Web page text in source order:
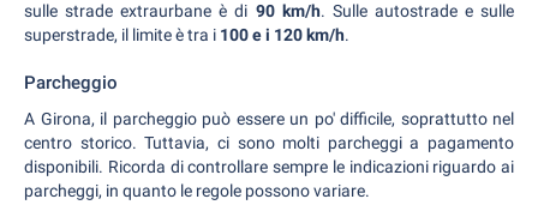
sulle strade extraurbane è di 90 km/h. Sulle autostrade e sulle
superstrade, il limite è tra i 100 e i 120 km/h.
Parcheggio
A Girona, il parcheggio può essere un po' difficile, soprattutto nel
centro storico. Tuttavia, ci sono molti parcheggi a pagamento
disponibili. Ricorda di controllare sempre le indicazioni riguardo ai
parcheggi, in quanto le regole possono variare.